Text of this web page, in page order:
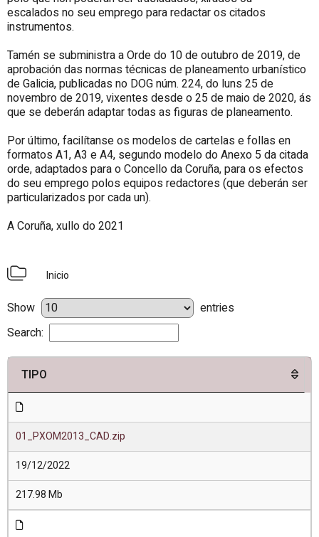
escalados no seu emprego para redactar os citados
instrumentos.
Tamén se subministra a Orde do 10 de outubro de 2019, de
aprobación das normas técnicas de planeamento urbanístico
de Galicia, publicadas no DOG núm. 224, do luns 25 de
novembro de 2019, vixentes desde o 25 de maio de 2020, ás
que se deberán adaptar todas as figuras de planeamento.
Por último, facilítanse os modelos de cartelas e follas en
formatos A1, A3 e A4, segundo modelo do Anexo 5 da citada
orde, adaptados para o Concello da Coruña, para os efectos
do seu emprego polos equipos redactores (que deberán ser
particularizados por cada un).
A Coruña, xullo do 2021
Inicio
Show
entries
Search:
TIPO
01_PXOM2013_CAD.zip
19/12/2022
217.98 Mb